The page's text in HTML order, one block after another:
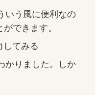
いう風に便利なの
できます。
してみる
かりました。しか